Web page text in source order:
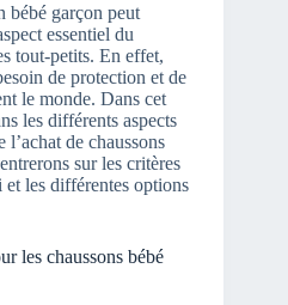
bébé garçon peut
essentiel du
tout-petits. En effet,
de protection et de
le monde. Dans cet
les différents aspects
de chaussons
sur les critères
et les différentes options
les chaussons bébé